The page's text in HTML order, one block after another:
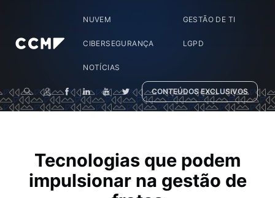
NUVEM GESTÃO DE TI
CIBERSEGURANÇA LGPD
NOTÍCIAS
CONTEÚDOS EXCLUSIVOS
Tecnologias que podem
impulsionar na gestão de